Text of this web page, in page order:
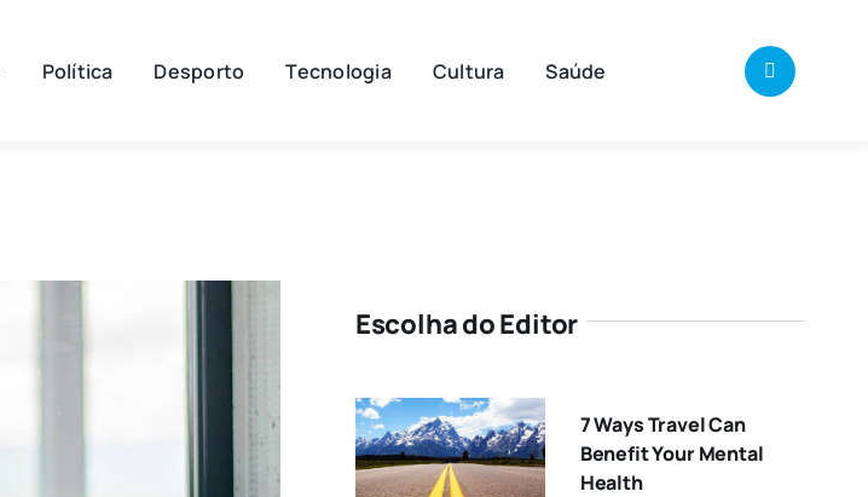
Política Desporto Tecnologia Cultura Saúde
Escolha do Editor
7 Ways Travel Can
Benefit Your Mental
Health